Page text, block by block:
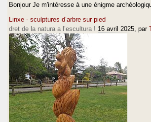
Bonjour Je m'intéresse à une énigme
Linxe - sculptures d’arbre sur pied
dret de la natura a l’escultura ! 16 avril 2025 , par